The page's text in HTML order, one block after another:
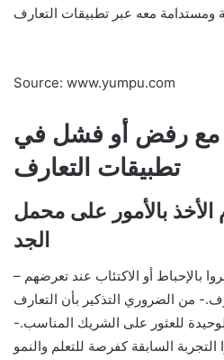
Source: www.yumpu.com
مع رفض أو فشل في
تطبيقات التعارف
بالأمور على محمل
الجد
– يجب على الأفراد ألا يشعروا بالإحباط أو الاكتئاب عند تعرضهم
من الضروري التذكير بأن التعارف
للعثور على الشريك المناسب.-
السابقة كفرصة للتعلم والنمو